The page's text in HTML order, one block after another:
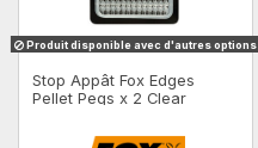
Produit disponible avec d'autres options
Stop Appât Fox Edges
Pellet Pegs x 2 Clear